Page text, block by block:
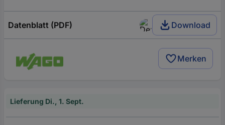
Datenblatt (PDF) Download
Merken
Lieferung Di., 1. Sept.